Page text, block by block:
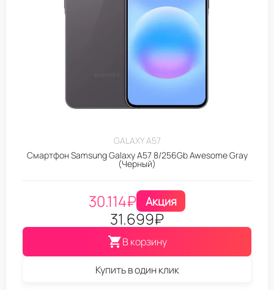
GALAXY A57
Смартфон Samsung Galaxy A57 8/256Gb Awesome Gray
(Черный)
30.114₽ Акция
31.699₽
В корзину
Купить в один клик